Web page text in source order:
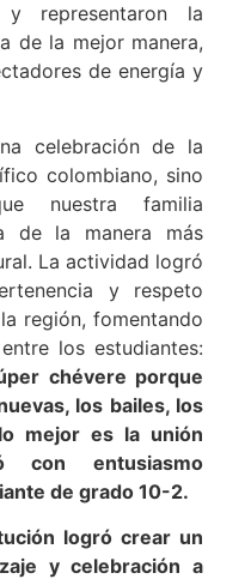
representaron la
de la mejor manera,
de energía y
celebración de la
colombiano, sino
nuestra familia
de la manera más
La actividad logró
y respeto
región, fomentando
los estudiantes:
chévere porque
los bailes, los
mejor es la unión
con entusiasmo
de grado 10-2.
logró crear un
y celebración a